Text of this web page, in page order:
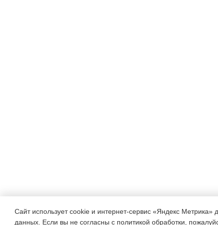
Сайт использует cookie и интернет-сервис «Яндекс Метрика»
данных. Если вы не согласны с политикой обработки,